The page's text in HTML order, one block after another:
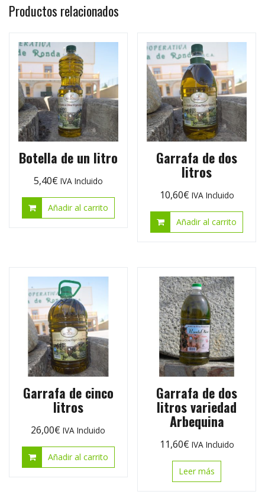
Productos relacionados
Botella de un litro
5,40€ IVA Incluido
Añadir al carrito
Garrafa de dos
litros
10,60€ IVA Incluido
Añadir al carrito
Garrafa de cinco
litros
26,00€ IVA Incluido
Añadir al carrito
Garrafa de dos
litros variedad
Arbequina
11,60€ IVA Incluido
Leer más